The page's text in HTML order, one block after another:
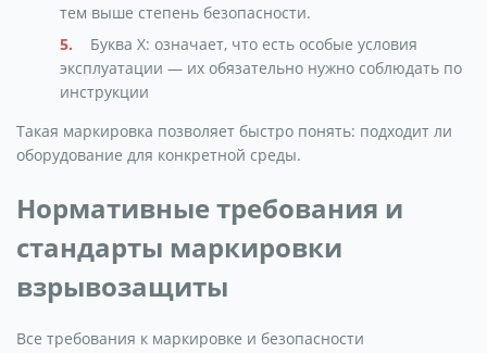
тем выше степень безопасности.
Буква X: означает, что есть особые условия
эксплуатации — их обязательно нужно соблюдать по
инструкции
Такая маркировка позволяет быстро понять: подходит ли
оборудование для конкретной среды.
Нормативные требования и
стандарты маркировки
взрывозащиты
Все требования к маркировке и безопасности